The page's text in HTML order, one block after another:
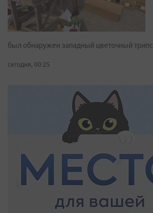
был обнаружен западный цветочный трипс
сегодня, 00:25